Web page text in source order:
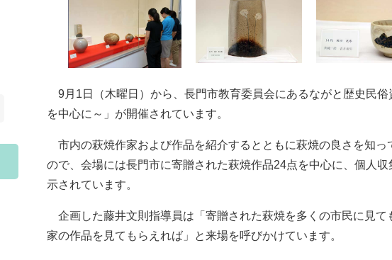
9月1日（木曜日）から、長門市教育委員会にあるながと歴史民
を中心に～」が開催されています。
市内の萩焼作家および作品を紹介するとともに萩焼の良さを知っ
ので、会場には長門市に寄贈された萩焼作品24点を中心に、個人
示されています。
企画した藤井文則指導員は「寄贈された萩焼を多くの市民に見て
家の作品を見てもらえれば」と来場を呼びかけています。